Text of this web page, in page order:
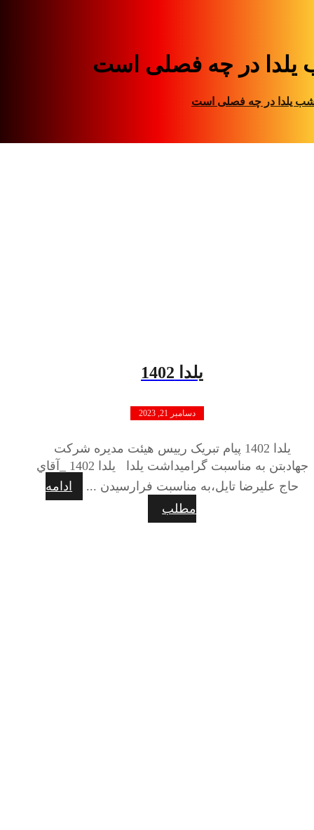
در چه فصلی است
یلدا در چه فصلی است
یلدا 1402
دسامبر 21, 2023
یلدا 1402 پيام تبريک رييس هيئت مديره شرکت
جهادبتن به مناسبت گراميداشت يلدا یلدا 1402 _آقاي
حاج عليرضا تايل،به مناسبت فرارسيدن ...
ادامه
مطلب